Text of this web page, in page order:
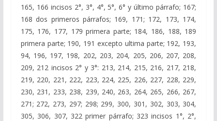
165, 166 incisos 2°, 3°, 4°, 5°, 6° y último párrafo; 167;
168 dos primeros párrafos; 169, 171; 172, 173, 174,
175, 176, 177, 179 primera parte; 184, 186, 188, 189
primera parte; 190, 191 excepto ultima parte; 192, 193,
94, 196, 197, 198, 202, 203, 204, 205, 206, 207, 208,
209, 212 incisos 2° y 3°: 213, 214, 215, 216, 217, 218,
219, 220, 221, 222, 223, 224, 225, 226, 227, 228, 229,
230, 231, 233, 238, 239, 240, 263, 264, 265, 266, 267,
271; 272, 273, 297; 298; 299, 300, 301, 302, 303, 304,
305, 306, 307, 322 primer párrafo; 323 incisos 1°, 2°,